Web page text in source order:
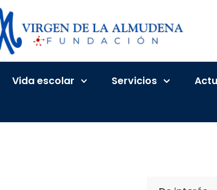
Vida escolar Servicios